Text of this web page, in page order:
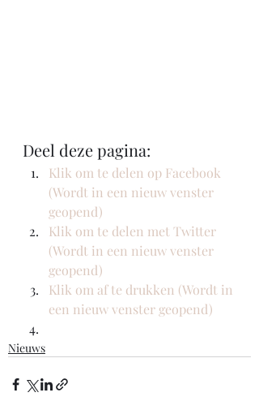
Deel deze pagina:
Klik om te delen op Facebook
(Wordt in een nieuw venster
geopend)
Klik om te delen met Twitter
(Wordt in een nieuw venster
geopend)
Klik om af te drukken (Wordt in
een nieuw venster geopend)
Nieuws